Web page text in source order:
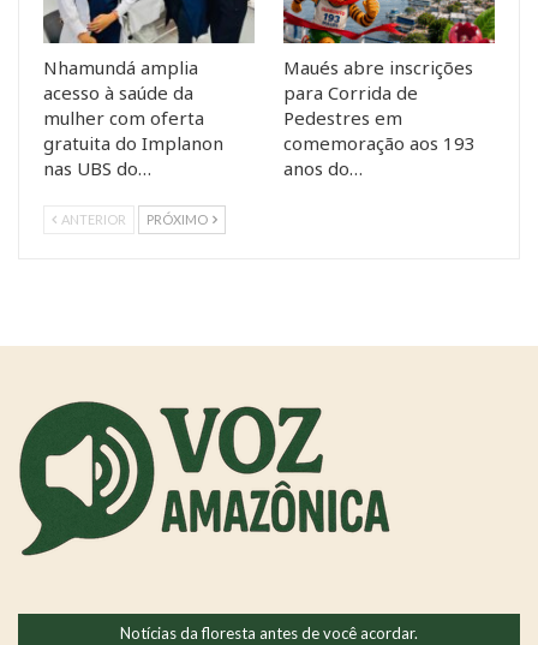
Nhamundá amplia
acesso à saúde da
mulher com oferta
gratuita do Implanon
nas UBS do…
Maués abre inscrições
para Corrida de
Pedestres em
comemoração aos 193
anos do…
ANTERIOR PRÓXIMO
Notícias da floresta antes de você acordar.